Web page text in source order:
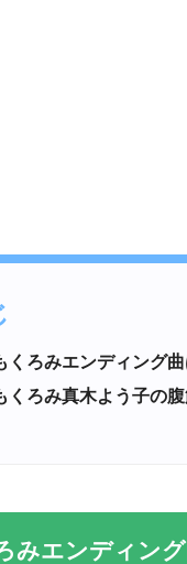
くろみエンディング曲
くろみ真木よう子の
みエンディング